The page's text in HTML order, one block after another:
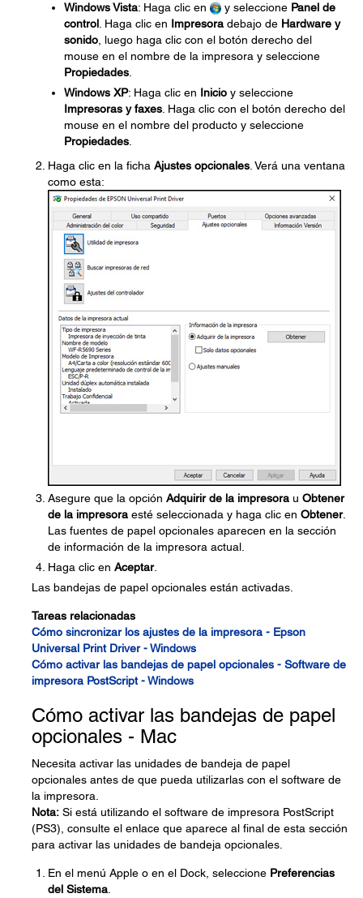
Windows Vista: Haga clic en y seleccione Panel de
control . Haga clic en Impresora debajo de Hardware y
sonido , luego haga clic con el botón derecho del
mouse en el nombre de la impresora y seleccione
Propiedades
Windows XP: Haga clic en Inicio y seleccione
Impresoras y faxes . Haga clic con el botón derecho del
mouse en el nombre del producto y seleccione
Propiedades
Haga clic en la ficha Ajustes opcionales . Verá una ventana
como esta:
Asegure que la opción Adquirir de la impresora u Obtener
de la impresora esté seleccionada y haga clic en Obtener.
Las fuentes de papel opcionales aparecen en la sección
de información de la impresora actual.
Haga clic en Aceptar.
Las bandejas de papel opcionales están activadas.
Tareas relacionadas
Cómo sincronizar los ajustes de la impresora - Epson
Universal Print Driver - Windows
Cómo activar las bandejas de papel opcionales - Software de
impresora PostScript - Windows
Cómo activar las bandejas de papel
opcionales - Mac
Necesita activar las unidades de bandeja de papel
opcionales antes de que pueda utilizarlas con el software de
la impresora.
Nota: Si está utilizando el software de impresora PostScript
(PS3), consulte el enlace que aparece al final de esta sección
para activar las unidades de bandeja opcionales.
En el menú Apple o en el Dock, seleccione Preferencias
del Sistema